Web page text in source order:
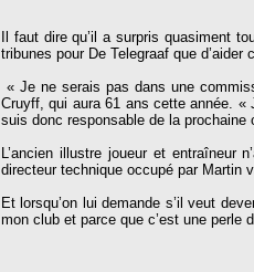
Il faut dire qu’il a surpris quasiment
tribunes pour De Telegraaf que
« Je ne serais pas dans une
Cruyff, qui aura 61 ans cette année. «
suis donc responsable de la
L’ancien illustre joueur et entraîneur
directeur technique occupé par Martin
Et lorsqu’on lui demande s’il veut
mon club et parce que c’est une perle